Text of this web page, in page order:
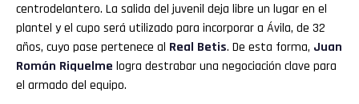
centrodelantero. La salida del juvenil deja libre un lugar en el
plantel y el cupo será utilizado para incorporar a Ávila, de 32
años, cuyo pase pertenece al Real Betis. De esta forma, Juan
Román Riquelme logra destrabar una negociación clave para
el armado del equipo.